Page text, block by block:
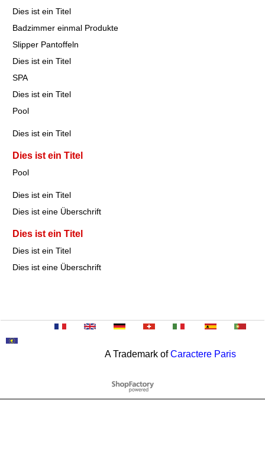
Dies ist ein Titel
Badzimmer einmal Produkte
Slipper Pantoffeln
Dies ist ein Titel
SPA
Dies ist ein Titel
Pool
Dies ist ein Titel
Dies ist ein Titel
Pool
Dies ist ein Titel
Dies ist eine Überschrift
Dies ist ein Titel
Dies ist ein Titel
Dies ist eine Überschrift
A Trademark ofCaractere Paris
WebShop erstellt mit
ShopFactory Shop